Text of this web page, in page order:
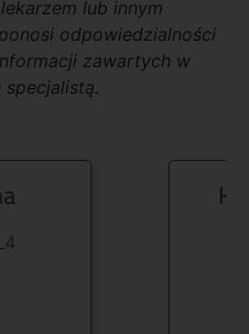
lub innym
odpowiedzialności
zawartych w